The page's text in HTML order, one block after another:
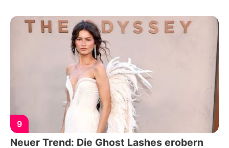
9
Neuer Trend: Die Ghost Lashes erobern